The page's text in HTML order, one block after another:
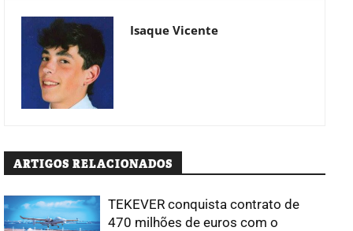
Isaque Vicente
ARTIGOS RELACIONADOS
TEKEVER conquista contrato de
470 milhões de euros com o